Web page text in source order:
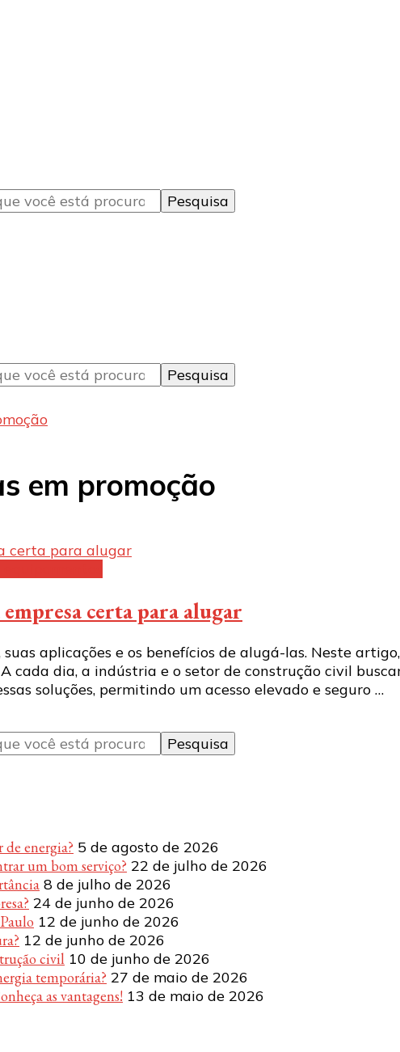
em promoção
certa para alugar
aplicações e os benefícios de alugá-las. Neste
cada dia, a indústria e o setor de construção civil
soluções, permitindo um acesso elevado e seguro …
energia? 5 de agosto de 2026
um bom serviço? 22 de julho de 2026
8 de julho de 2026
24 de junho de 2026
12 de junho de 2026
12 de junho de 2026
civil 10 de junho de 2026
temporária? 27 de maio de 2026
as vantagens! 13 de maio de 2026